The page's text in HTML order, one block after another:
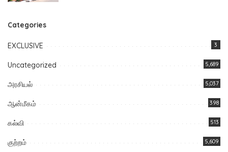
Categories
EXCLUSIVE 3
Uncategorized 5,689
அரசியல் 5,037
ஆன்மீகம் 398
கல்வி 513
குற்றம் 5,609